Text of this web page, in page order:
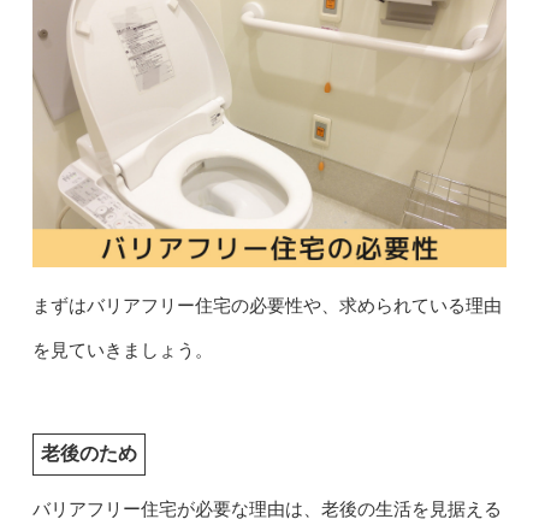
まずはバリアフリー住宅の必要性や、求められている理由
を見ていきましょう。
老後のため
バリアフリー住宅が必要な理由は、老後の生活を見据える